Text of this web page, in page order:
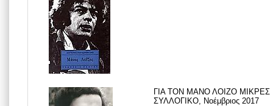
ΓΙΑ ΤΟΝ ΜΑΝΟ ΛΟΙΖΟ ΜΙΚΡΕΣ
ΣΥΛΛΟΓΙΚΟ, Νοέμβριος 2017